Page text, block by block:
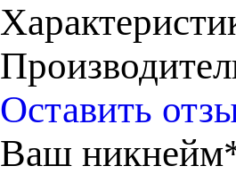
Оставить
Ваш